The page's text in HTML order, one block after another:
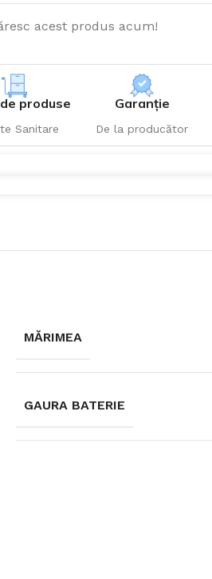
acest produs acum!
produse
Sanitare
Garanție
De la producător
MĂRIMEA
GAURA BATERIE